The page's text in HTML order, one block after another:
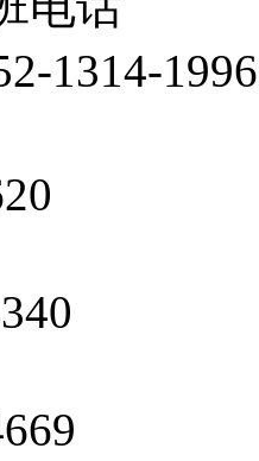
1314-1996